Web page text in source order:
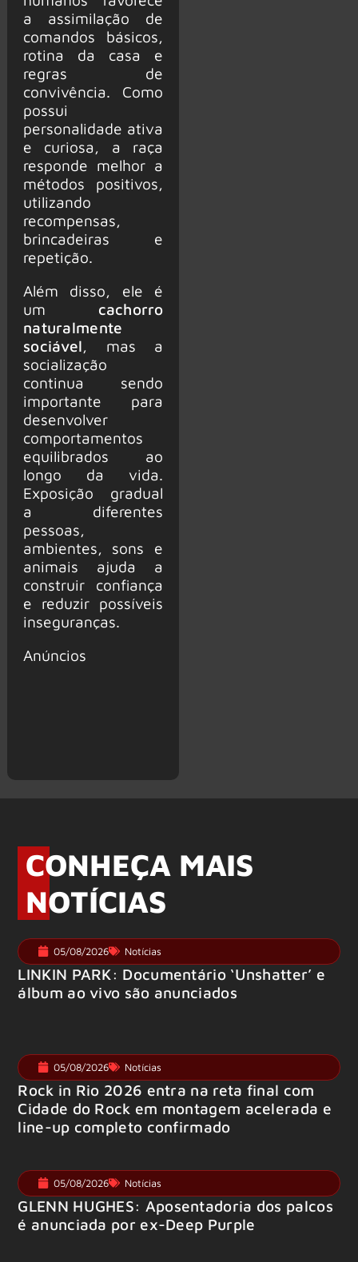
a assimilação de
comandos básicos,
rotina da casa e
regras de
convivência. Como
possui
personalidade ativa
e curiosa, a raça
responde melhor a
métodos positivos,
utilizando
recompensas,
brincadeiras e
repetição.
Além disso, ele é
um cachorro
naturalmente
sociável, mas a
socialização
continua sendo
importante para
desenvolver
comportamentos
equilibrados ao
longo da vida.
Exposição gradual
a diferentes
pessoas,
ambientes, sons e
animais ajuda a
construir confiança
e reduzir possíveis
inseguranças.
Anúncios
CONHEÇA MAIS
NOTÍCIAS
05/08/2026 Notícias
LINKIN PARK: Documentário ‘Unshatter’ e
álbum ao vivo são anunciados
05/08/2026 Notícias
Rock in Rio 2026 entra na reta final com
Cidade do Rock em montagem acelerada e
line-up completo confirmado
05/08/2026 Notícias
GLENN HUGHES: Aposentadoria dos palcos
é anunciada por ex-Deep Purple